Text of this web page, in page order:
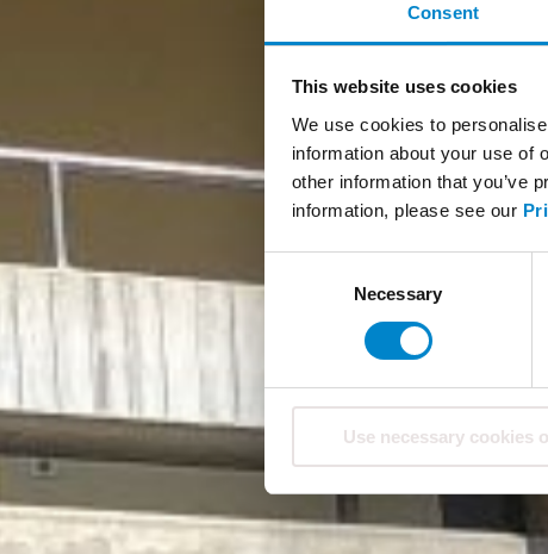
Consent
This website uses cookies
We use cookies to
information about your use of
other information that you’ve
information, please see our
Necessary
Use necessary cookies